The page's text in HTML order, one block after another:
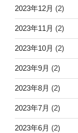
2023年12月 (2)
2023年11月 (2)
2023年10月 (2)
2023年9月 (2)
2023年8月 (2)
2023年7月 (2)
2023年6月 (2)